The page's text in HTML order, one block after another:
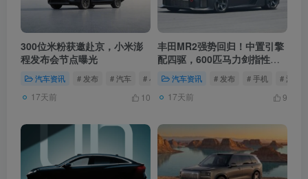
300位米粉获邀赴京，小米澎
程发布会节点曝光
汽车资讯 # 发布 # 汽车 # 小米汽车
17天前 10
丰田MR2强势回归！中置引擎
配四驱，600匹马力剑指性能
汽车资讯 # 发布 # 手机 # 汽车
17天前 9